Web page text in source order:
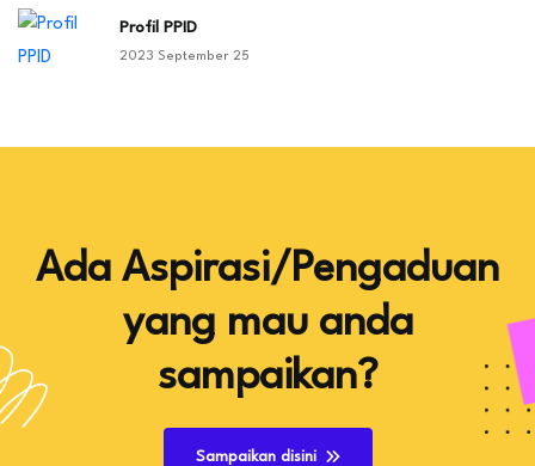
Profil PPID
2023 September 25
Ada Aspirasi/Pengaduan
yang mau anda
sampaikan?
Sampaikan disini